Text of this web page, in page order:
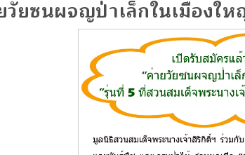
วัยซนผจญป่าเล็กในเมืองใ